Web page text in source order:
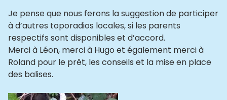
Je pense que nous ferons la suggestion de participer
à d’autres toporadios locales, si les parents
respectifs sont disponibles et d’accord.
Merci à Léon, merci à Hugo et également merci à
Roland pour le prêt, les conseils et la mise en place
des balises.